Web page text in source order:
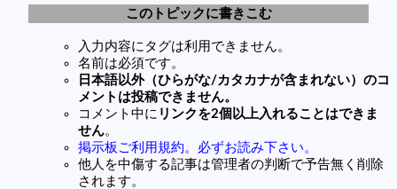
このトピックに書きこむ
入力内容にタグは利用できません。
名前は必須です。
日本語以外（ひらがな/カタカナが含まれない）のコ
メントは投稿できません。
コメント中に リンクを2個以上入れることはできま
せん。
掲示板ご利用規約。必ずお読み下さい。
他人を中傷する記事は管理者の判断で予告無く削除
されます。